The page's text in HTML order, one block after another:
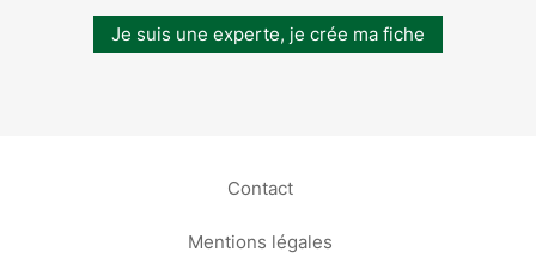
Je suis une experte, je crée ma fiche
Contact
Mentions légales